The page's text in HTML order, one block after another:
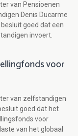
van Pensioenen
Denis Ducarme
goed dat een
invoert.
voor
van zelfstandigen
goed dat het
voor
van het globaal